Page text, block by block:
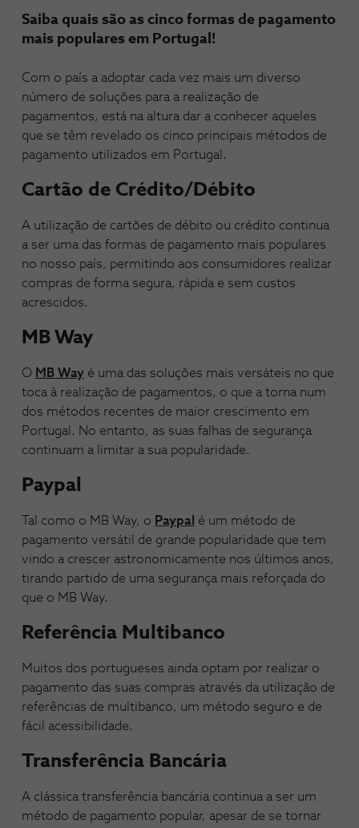
Saiba quais são as cinco formas de pagamento
mais populares em Portugal!
Com o país a adoptar cada vez mais um diverso
número de soluções para a realização de
pagamentos, está na altura dar a conhecer aqueles
que se têm revelado os cinco principais métodos de
pagamento utilizados em Portugal.
Cartão de Crédito/Débito
A utilização de cartões de débito ou crédito continua
a ser uma das formas de pagamento mais populares
no nosso país, permitindo aos consumidores realizar
compras de forma segura, rápida e sem custos
acrescidos.
MB Way
O MB Way é uma das soluções mais versáteis no que
toca à realização de pagamentos, o que a torna num
dos métodos recentes de maior crescimento em
Portugal. No entanto, as suas falhas de segurança
continuam a limitar a sua popularidade.
Paypal
Tal como o MB Way, o Paypal
é um método de
pagamento versátil de grande popularidade que tem
vindo a crescer astronomicamente nos últimos anos,
tirando partido de uma segurança mais reforçada do
que o MB Way.
Referência Multibanco
Muitos dos portugueses ainda optam por realizar o
pagamento das suas compras através da utilização de
referências de multibanco, um método seguro e de
fácil acessibilidade.
Transferência Bancária
A clássica transferência bancária continua a ser um
método de pagamento popular, apesar de se tornar